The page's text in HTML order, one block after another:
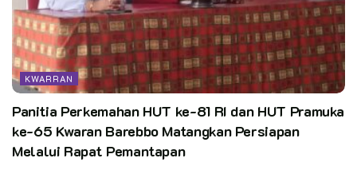
KWARRAN
Panitia Perkemahan HUT ke-81 RI dan HUT Pramuka
ke-65 Kwaran Barebbo Matangkan Persiapan
Melalui Rapat Pemantapan